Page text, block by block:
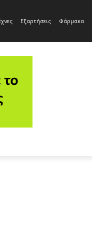
Εξαρτήσεις Φάρμακα